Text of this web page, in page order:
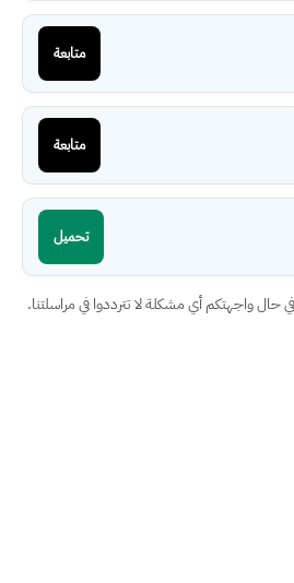
متابعة
متابعة
تحميل
حال واجهتكم أي مشكلة لا تترددوا في مراسلتنا.